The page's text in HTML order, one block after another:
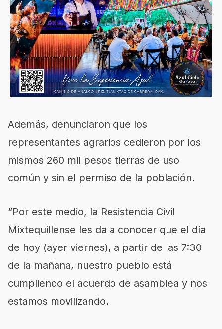
Además, denunciaron que los
representantes agrarios cedieron por los
mismos 260 mil pesos tierras de uso
común y sin el permiso de la población.
“Por este medio, la Resistencia Civil
Mixtequillense les da a conocer que el día
de hoy (ayer viernes), a partir de las 7:30
de la mañana, nuestro pueblo está
cumpliendo el acuerdo de asamblea y nos
estamos movilizando.